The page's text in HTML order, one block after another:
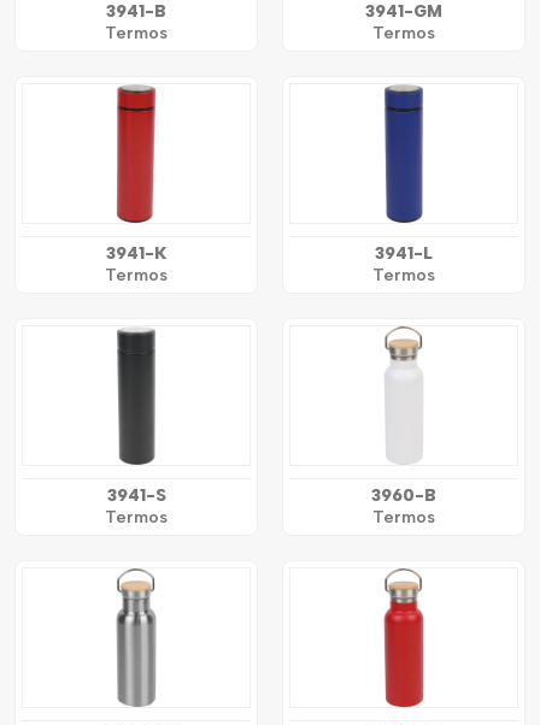
3941-B
Termos
3941-GM
Termos
3941-K
Termos
3941-L
Termos
3941-S
Termos
3960-B
Termos